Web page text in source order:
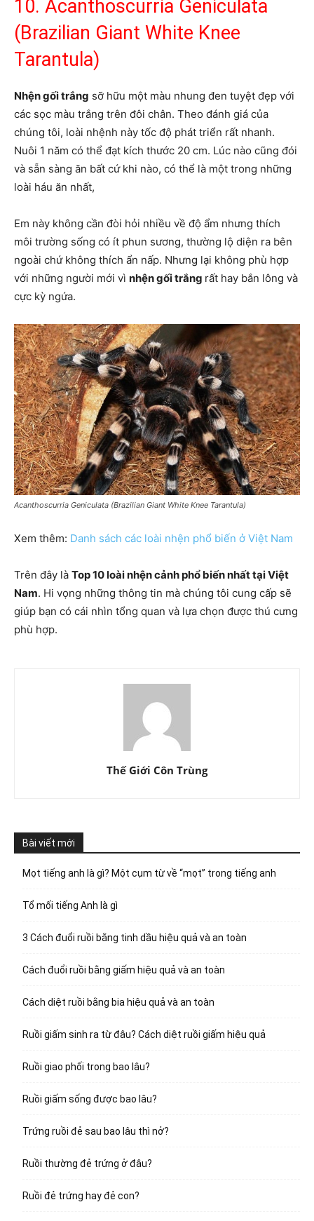
10. Acanthoscurria Geniculata
(Brazilian Giant White Knee
Tarantula)
Nhện gối trắng sỡ hữu một màu nhung đen tuyệt đẹp với
các sọc màu trắng trên đôi chân. Theo đánh giá của
chúng tôi, loài nhệnh này tốc độ phát triển rất nhanh.
Nuôi 1 năm có thể đạt kích thước 20 cm. Lúc nào cũng đói
và sẵn sàng ăn bất cứ khi nào, có thể là một trong những
loài háu ăn nhất,
Em này không cần đòi hỏi nhiều về độ ẩm nhưng thích
môi trường sống có ít phun sương, thường lộ diện ra bên
ngoài chứ không thích ẩn nấp. Nhưng lại không phù hợp
với những người mới vì nhện gối trắng rất hay bắn lông và
cực kỳ ngứa.
Acanthoscurria Geniculata (Brazilian Giant White Knee Tarantula)
Xem thêm: Danh sách các loài nhện phổ biến ở Việt Nam
Trên đây là Top 10 loài nhện cảnh phổ biến nhất tại Việt
Nam. Hi vọng những thông tin mà chúng tôi cung cấp sẽ
giúp bạn có cái nhìn tổng quan và lựa chọn được thú cưng
phù hợp.
Thế Giới Côn Trùng
Bài viết mới
Mọt tiếng anh là gì? Một cụm từ về “mọt” trong tiếng anh
Tổ mối tiếng Anh là gì
3 Cách đuổi ruồi bằng tinh dầu hiệu quả và an toàn
Cách đuổi ruồi bằng giấm hiệu quả và an toàn
Cách diệt ruồi bằng bia hiệu quả và an toàn
Ruồi giấm sinh ra từ đâu? Cách diệt ruồi giấm hiệu quả
Ruồi giao phối trong bao lâu?
Ruồi giấm sống được bao lâu?
Trứng ruồi đẻ sau bao lâu thì nở?
Ruồi thường đẻ trứng ở đâu?
Ruồi đẻ trứng hay đẻ con?